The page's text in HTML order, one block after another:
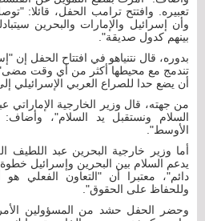
تعبيره. وافتتح ترامب الحفل، قائلا:
وأن إسرائيل والإمارات والبحرين
بينهم كدول صديقة".
بدوره، قال نتنياهو في افتتاح الحفل
تندمج مع محيطها أكثر من أي وقت
أن يضع حدا للصراع العربي الإسرائيلي إلى
من جهته، قال وزير الخارجية الإماراتي
السلام ونستقبل يد السلام"،
الأوسط".
أما وزير خارجية البحرين عبد اللطيف
يدعم السلام بين البحرين وإسرائيل
دائم"، معتبرا أن "التعاون الفعلي
وللحفاظ على الحقوق".
وحضر الحفل حشد من المسؤولين